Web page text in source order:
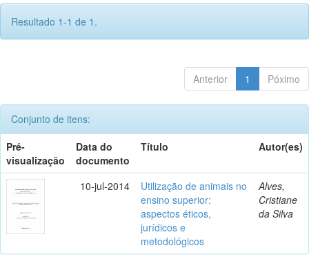
Resultado 1-1 de 1.
Anterior 1 Póximo
Conjunto de itens:
Pré-
visualização
Data do
documento
Título Autor(es)
10-jul-2014
Utilização de animais no
ensino superior:
aspectos éticos,
jurídicos e
metodológicos
Alves,
Cristiane
da Silva